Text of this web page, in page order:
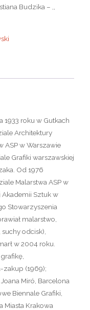
Budzika – ,,
1933 roku w Gutkach
Architektury
ASP w Warszawie
Grafiki warszawskiej
Od 1976
Malarstwa ASP w
Akademii Sztuk w
Stowarzyszenia
malarstwo,
odcisk),
w 2004 roku.
zakup (1969);
Miró, Barcelona
Biennale Grafiki,
Miasta Krakowa